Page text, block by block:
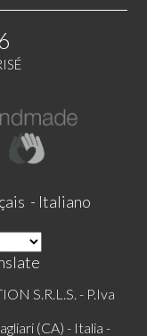
- Italiano
S.R.L.S. - P.Iva
(CA) - Italia -